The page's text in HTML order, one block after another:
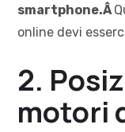
smartphone.Â
online devi
2.
motori